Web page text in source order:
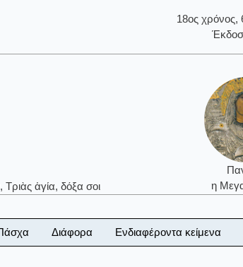
18ος χρόνος,
ἁγία, δόξα σοι
η
Διάφορα Ενδιαφέροντα κείμενα